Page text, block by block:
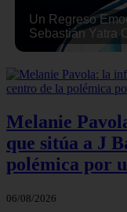
Un Regreso
Sebastián Yatra
Melanie
que sitúa a J
polémica por
06/08/2026